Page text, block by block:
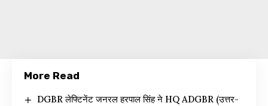
More Read
DGBR लेफ्टिनेंट जनरल हरपाल सिंह ने HQ ADGBR (उत्तर-